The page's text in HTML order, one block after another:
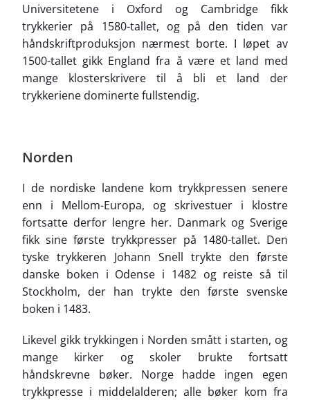
Universitetene i Oxford og Cambridge fikk
trykkerier på 1580-tallet, og på den tiden var
håndskriftproduksjon nærmest borte. I løpet av
1500-tallet gikk England fra å være et land med
mange klosterskrivere til å bli et land der
trykkeriene dominerte fullstendig.
Norden
I de nordiske landene kom trykkpressen senere
enn i Mellom-Europa, og skrivestuer i klostre
fortsatte derfor lengre her. Danmark og Sverige
fikk sine første trykkpresser på 1480-tallet. Den
tyske trykkeren Johann Snell trykte den første
danske boken i Odense i 1482 og reiste så til
Stockholm, der han trykte den første svenske
boken i 1483.
Likevel gikk trykkingen i Norden smått i starten, og
mange kirker og skoler brukte fortsatt
håndskrevne bøker. Norge hadde ingen egen
trykkpresse i middelalderen; alle bøker kom fra